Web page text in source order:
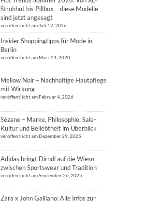
Strohhut bis Pillbox – diese Modelle
sind jetzt angesagt
veröffentlicht am Juli 12, 2026
Insider Shoppingtipps für Mode in
Berlin
veröffentlicht am März 21, 2020
Mellow Noir – Nachhaltige Hautpflege
mit Wirkung
veröffentlicht am Februar 4, 2026
Sézane – Marke, Philosophie, Sale-
Kultur und Beliebtheit im Überblick
veröffentlicht am Dezember 29, 2025
Adidas bringt Dirndl auf die Wiesn –
zwischen Sportswear und Tradition
veröffentlicht am September 26, 2025
Zara x John Galliano: Alle Infos zur